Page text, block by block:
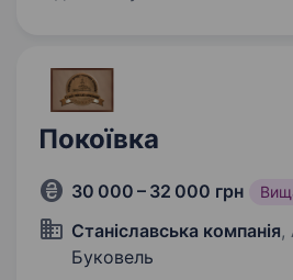
Покоївка
30 000 – 32 000 грн
Станіславська компанія,
Буковель